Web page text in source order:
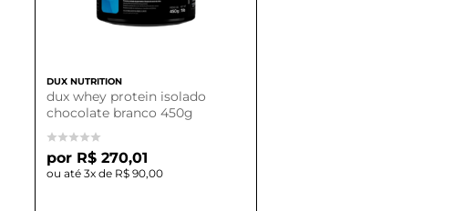
DUX NUTRITION
dux whey protein isolado
chocolate branco 450g
R$ 270,01
3x de R$ 90,00